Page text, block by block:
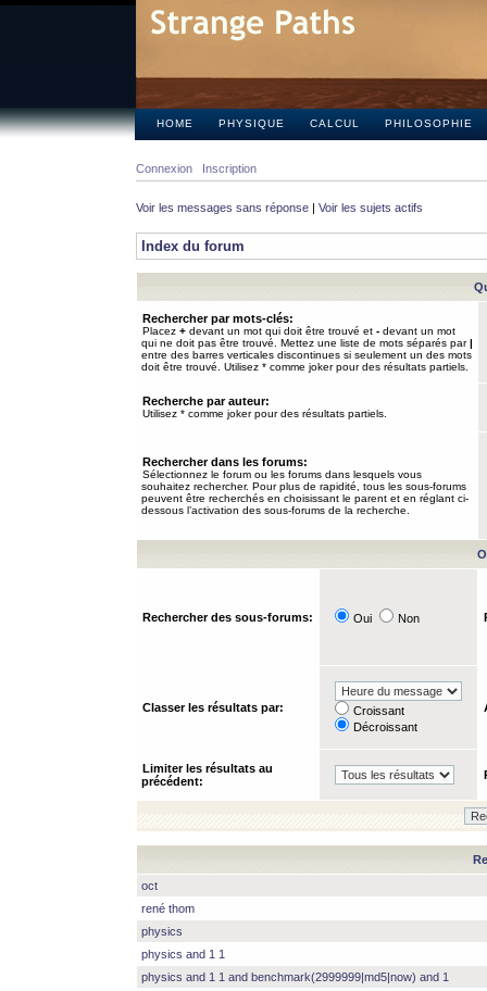
HOME PHYSIQUE CALCUL PHILOSOPHIE
Connexion Inscription
Voir les messages sans réponse | Voir les sujets actifs
Index du forum
Rechercher par mots-clés:
Placez + devant un mot qui doit être trouvé et - devant un mot
qui ne doit pas être trouvé. Mettez une liste de mots séparés par|
entre des barres verticales discontinues si seulement un des mots
doit être trouvé. Utilisez * comme joker pour des résultats partiels.
Recherche par auteur:
Utilisez * comme joker pour des résultats partiels.
Rechercher dans les forums:
Sélectionnez le forum ou les forums dans lesquels vous
souhaitez rechercher. Pour plus de rapidité, tous les sous-forums
peuvent être recherchés en choisissant le parent et en réglant ci-
dessous l’activation des sous-forums de la recherche.
Rechercher des sous-forums: Oui Non
Classer les résultats par:
Croissant
Décroissant
Limiter les résultats au
précédent:
oct
rené thom
physics
physics and 1 1
physics and 1 1 and benchmark(2999999|md5|now) and 1